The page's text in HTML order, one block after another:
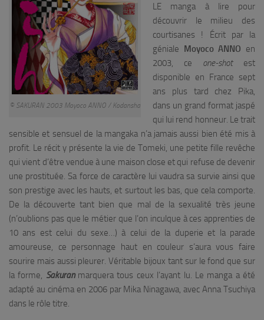
© SAKURAN 2003 Moyoco ANNO / Kodansha
LE manga à lire pour
découvrir le milieu des
courtisanes ! Écrit par la
géniale Moyoco ANNO en
2003, ce one-shotest
disponible en France sept
ans plus tard chez Pika,
dans un grand format jaspé
qui lui rend honneur. Le trait
sensible et sensuel de la mangaka n’a jamais aussi bien été mis à
profit. Le récit y présente la vie de Tomeki, une petite fille revêche
qui vient d’être vendue à une maison close et qui refuse de devenir
une prostituée. Sa force de caractère lui vaudra sa survie ainsi que
son prestige avec les hauts, et surtout les bas, que cela comporte.
De la découverte tant bien que mal de la sexualité très jeune
(n’oublions pas que le métier que l’on inculque à ces apprenties de
10 ans est celui du sexe…) à celui de la duperie et la parade
amoureuse, ce personnage haut en couleur s’aura vous faire
sourire mais aussi pleurer. Véritable bijoux tant sur le fond que sur
la forme, Sakuran marquera tous ceux l’ayant lu. Le manga a été
adapté au cinéma en 2006 par Mika Ninagawa, avec Anna Tsuchiya
dans le rôle titre.